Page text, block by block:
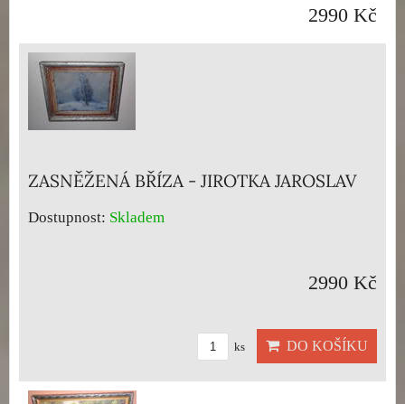
2990 Kč
ZASNĚŽENÁ BŘÍZA - JIROTKA JAROSLAV
Dostupnost: Skladem
2990 Kč
ks DO KOŠÍKU